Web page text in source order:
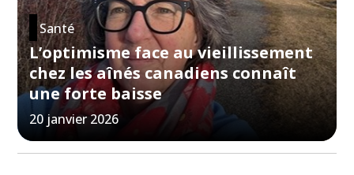
Santé
L’optimisme face au vieillissement
chez les aînés canadiens connaît
une forte baisse
20 janvier 2026